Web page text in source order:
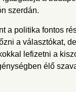
szerdán.
a politika fontos
a választókat,
lefizetni a
élő